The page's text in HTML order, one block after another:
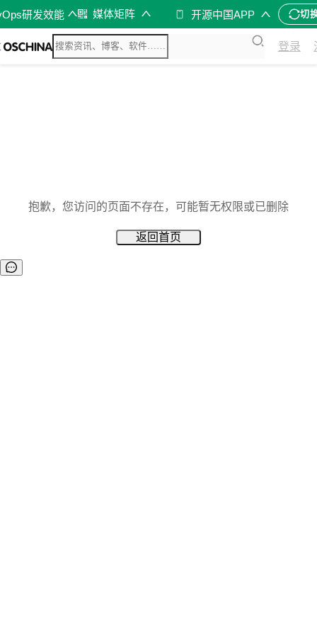
研发效能 媒体矩阵 开源中国APP 切
登录
抱歉，您访问的页面不存在，可能暂无权限或已删除
返回首页